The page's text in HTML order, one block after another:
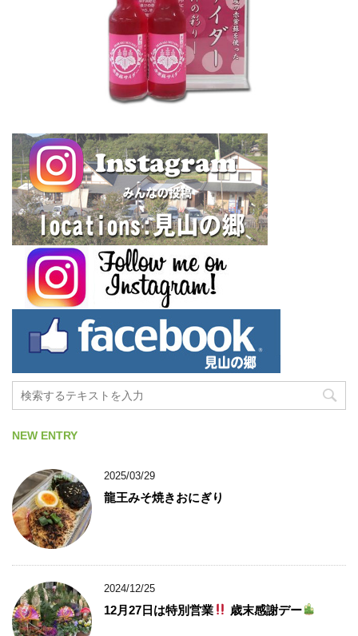
NEW ENTRY
2025/03/29
龍王みそ焼きおにぎり
2024/12/25
12月27日は特別営業 歳末感謝デー